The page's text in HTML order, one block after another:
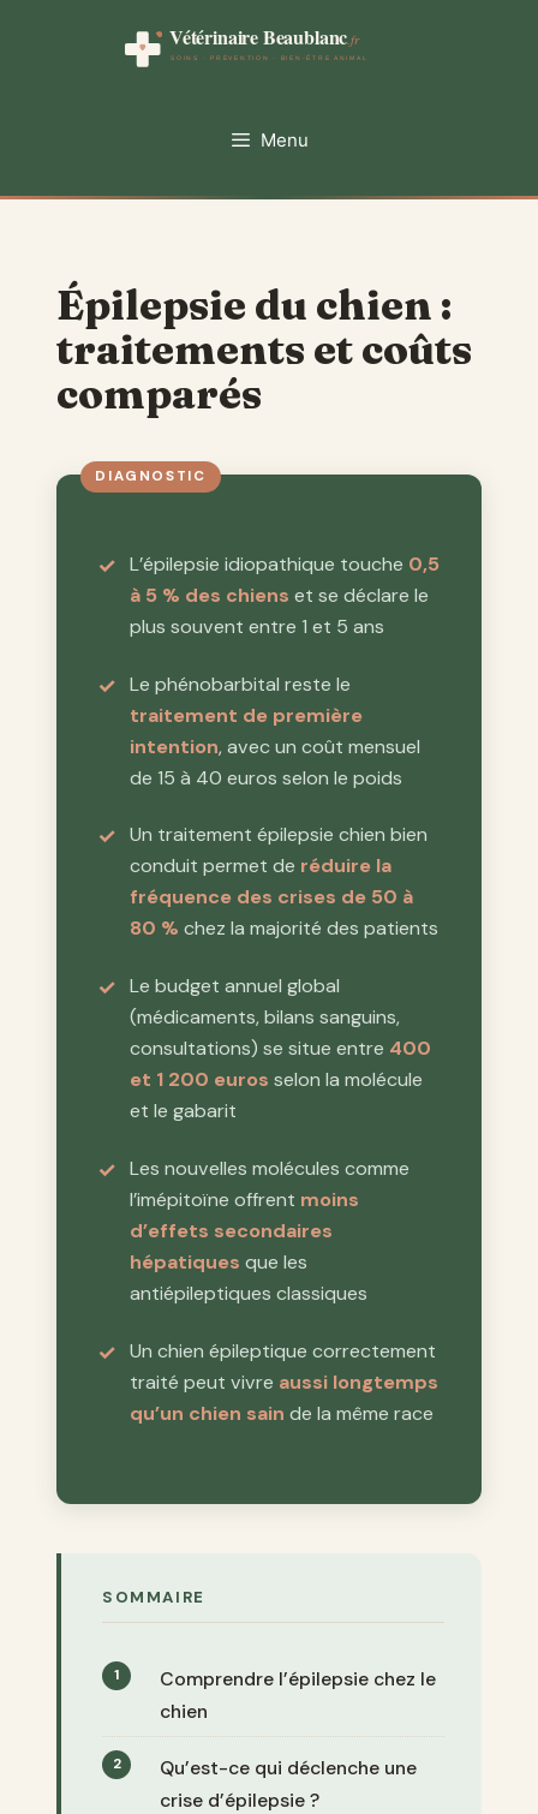
Menu
Épilepsie du chien :
traitements et coûts
comparés
L’épilepsie idiopathique touche 0,5
à 5 % des chiens et se déclare le
plus souvent entre 1 et 5 ans
Le phénobarbital reste le
traitement de première
intention, avec un coût mensuel
de 15 à 40 euros selon le poids
Un traitement épilepsie chien bien
conduit permet de réduire la
fréquence des crises de 50 à
80 % chez la majorité des patients
Le budget annuel global
(médicaments, bilans sanguins,
consultations) se situe entre 400
et 1 200 euros selon la molécule
et le gabarit
Les nouvelles molécules comme
l’imépitoïne offrent moins
d’effets secondaires
hépatiques que les
antiépileptiques classiques
Un chien épileptique correctement
traité peut vivre aussi longtemps
qu’un chien sain de la même race
SOMMAIRE
Comprendre l’épilepsie chez le
chien
Qu’est-ce qui déclenche une
crise d’épilepsie ?